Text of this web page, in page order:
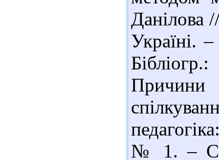
Данілова
Україні.
№ 1. – С.